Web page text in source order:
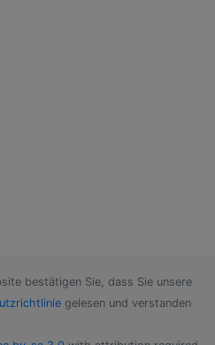
bestätigen Sie, dass Sie unsere
gelesen und verstanden